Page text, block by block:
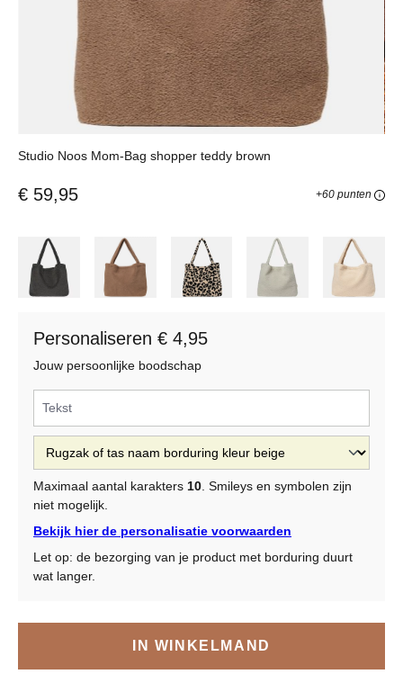
Studio Noos Mom-Bag shopper teddy brown
€ 59,95 +60 punten
Personaliseren € 4,95
Jouw persoonlijke boodschap
Maximaal aantal karakters 10. Smileys en symbolen zijn
niet mogelijk.
Bekijk hier de personalisatie voorwaarden
Let op: de bezorging van je product met borduring duurt
wat langer.
IN WINKELMAND